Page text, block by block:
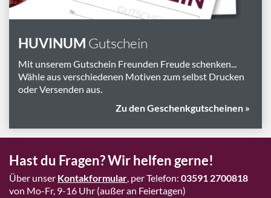
Inspiration
Rezepte & Ideen
Wissenswelt
Magazin
Gutscheine
HUVINUM Gutschein
Mit unserem Gutschein Freunden Freude schenken...
Wähle aus verschiedenen Motiven zum selbst Drucken
oder Versenden aus.
Zu den Geschenkgutscheinen »
Hast du Fragen? Wir helfen gerne!
Über unser Kontakformular, per Telefon: 03591 2700818
von Mo-Fr, 9-16 Uhr (außer an Feiertagen)